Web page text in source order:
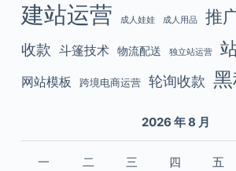
建站运营 成人娃娃 成人用品 推
收款 斗篷技术 物流配送 独立站运营
网站模板 跨境电商运营 轮询收款
2026 年 8 月
一 二 三 四 五